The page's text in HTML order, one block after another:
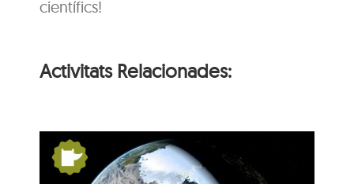
científics!
Activitats Relacionades: